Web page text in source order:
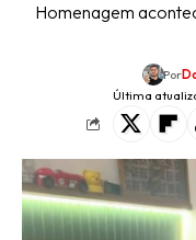
Homenagem
Última
Por